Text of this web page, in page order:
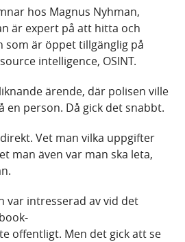
hos Magnus Nyhman,
är expert på att hitta och
som är öppet tillgänglig på
intelligence, OSINT.
ärende, där polisen ville
en person. Då gick det snabbt.
Vet man vilka uppgifter
man även var man ska leta,
var intresserad av vid det
offentligt. Men det gick att se